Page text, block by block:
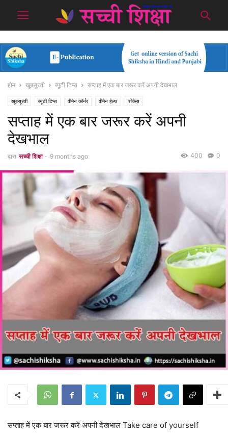
होम खूबसूरती ब्यूटी टिप्स सप्ताह में एक बार जरूर करें अपनी देखभाल
खूबसूरती ब्यूटी टिप्स वीमेन कॉर्नर वीमेन हेल्थ शोकेस
सप्ताह में एक बार जरूर करें अपनी
देखभाल
द्वारा सच्ची शिक्षा - 9 months ago 0
400
सप्ताह में एक बार जरूर करें अपनी देखभाल Take care of yourself